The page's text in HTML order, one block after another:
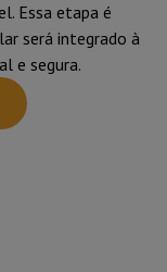
Essa etapa é
será integrado à
e segura.